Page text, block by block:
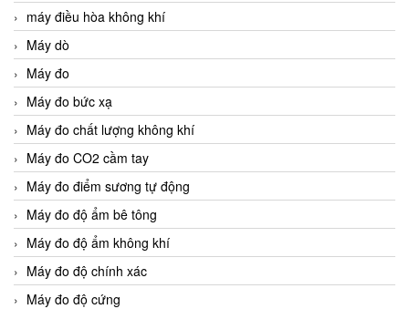
máy điều hòa không khí
Máy dò
Máy đo
Máy đo bức xạ
Máy đo chất lượng không khí
Máy đo CO2 cầm tay
Máy đo điểm sương tự động
Máy đo độ ẩm bê tông
Máy đo độ ẩm không khí
Máy đo độ chính xác
Máy đo độ cứng